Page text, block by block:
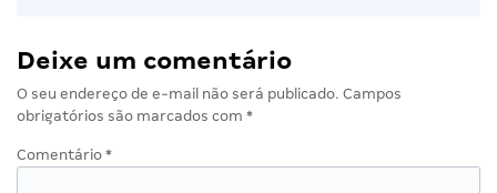
Deixe um comentário
O seu endereço de e-mail não será publicado. Campos
obrigatórios são marcados com *
Comentário *